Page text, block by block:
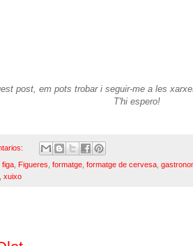
post, em pots trobar i seguir-me a les
T'hi espero!
figa Figueres formatge formatge de cervesa
xuixo